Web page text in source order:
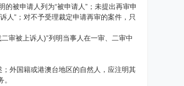
的被申请人列为“被申请人”；未提出再审申
人”；对不予受理裁定申请再审的案件，只
审被上诉人)”列明当事人在一审、二审中
外国籍或港澳台地区的自然人，应注明其